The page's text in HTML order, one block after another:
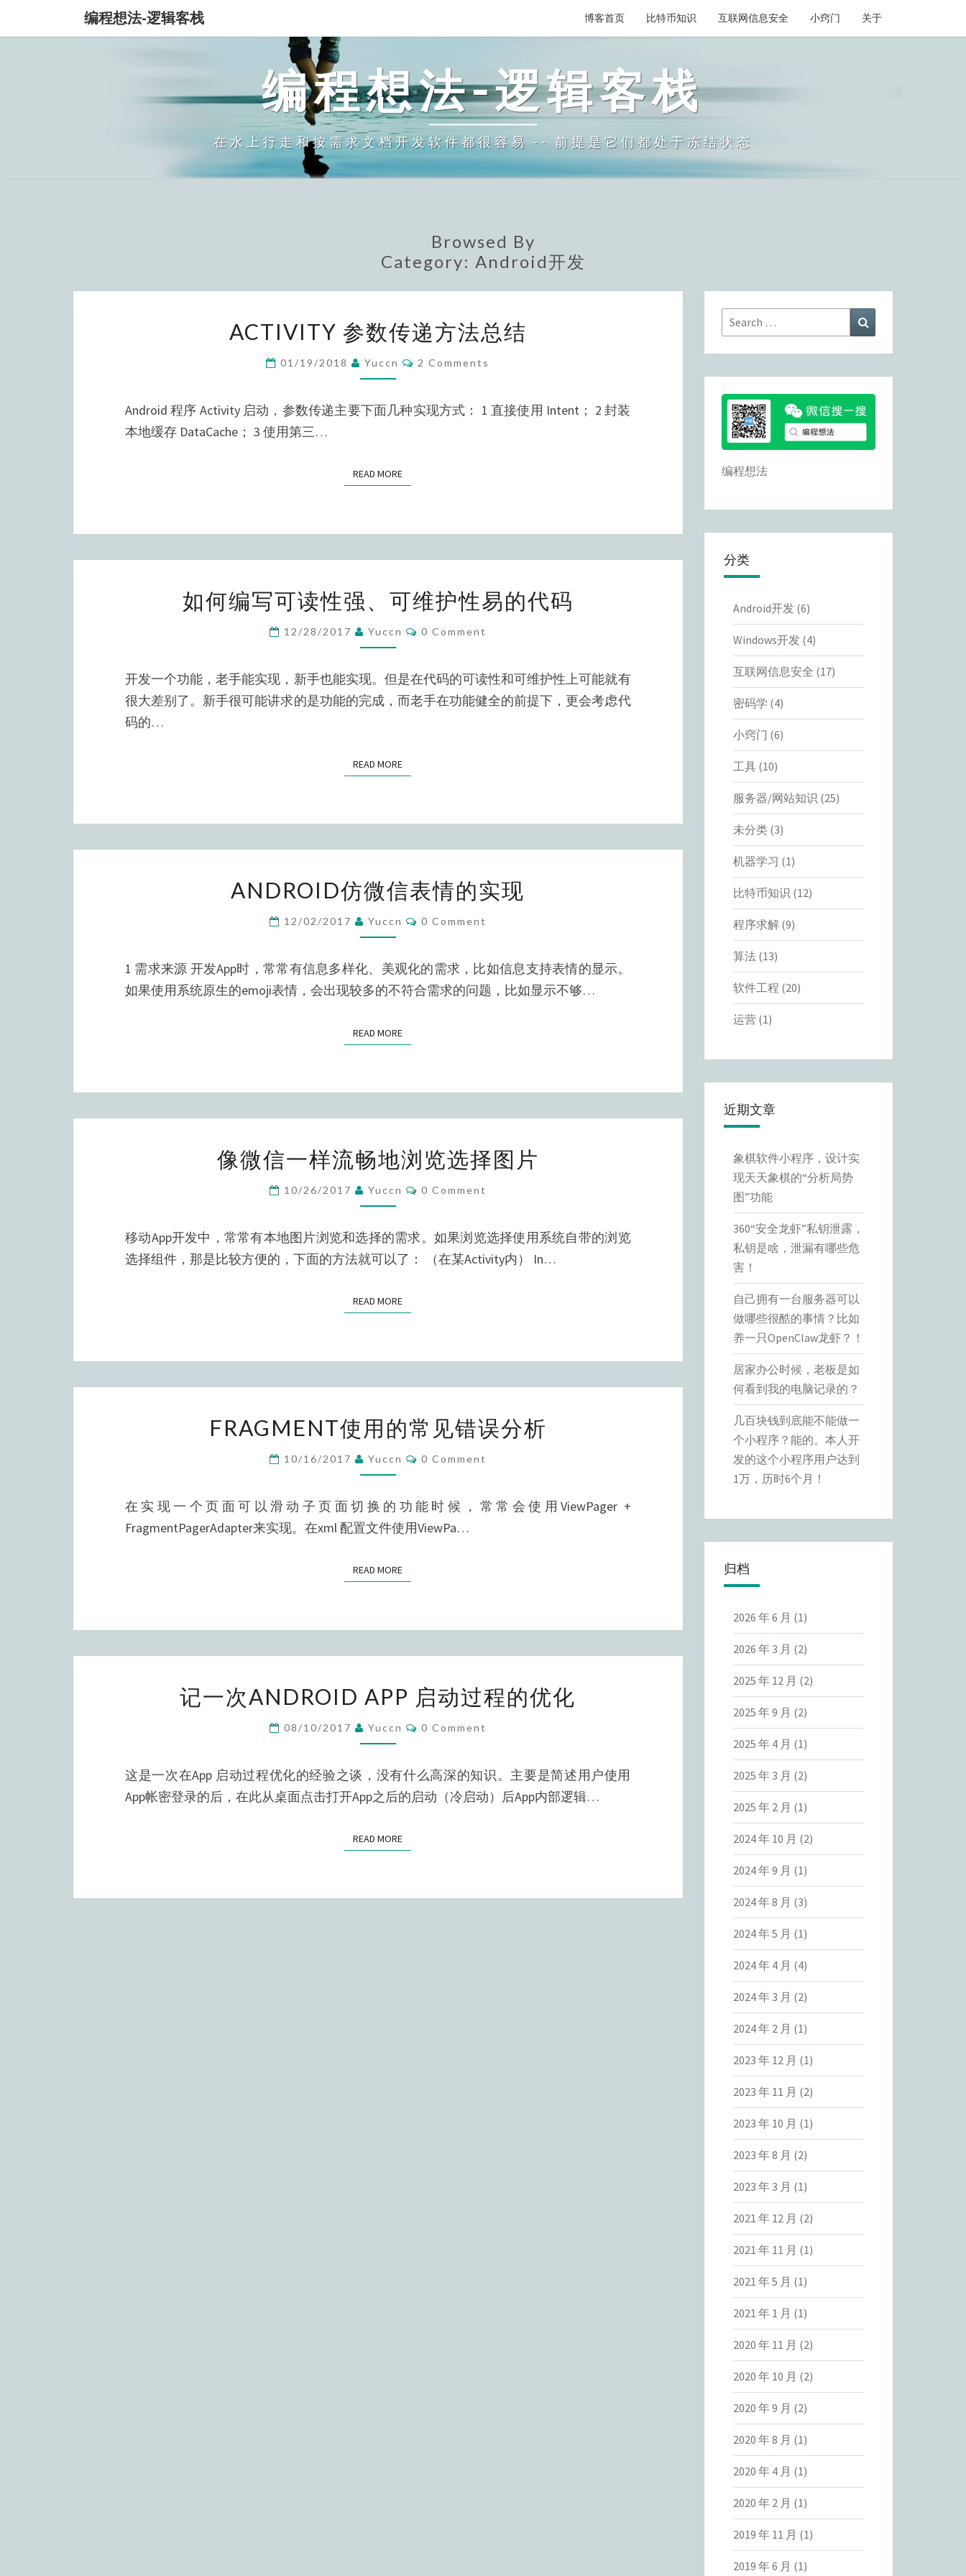
编程想法-逻辑客栈 博客首页 比特币知识 互联网信息安全 小窍门 关于
编程想法-逻辑客栈
在水上行走和按需求文档开发软件都很容易 -- 前提是它们都处于冻结状态
Browsed By
Category: Android开发
参
传
递
方
结
ACTIVITY 参数传递方法总结
01/19/2018 Yuccn Comments
2 Comments
Android 程序 Activity 启动，参数传递主要下面几种实现方式： 1 直接使用 Intent； 2 封装
本地缓存 DataCache； 3 使用第三…
READ MOREREAD MORE
写
读
性
维
性
代
码
如何编写可读性强、可维护性易的代码
12/28/2017 Yuccn Comments
0 Comment
开发一个功能，老手能实现，新手也能实现。但是在代码的可读性和可维护性上可能就有
很大差别了。新手很可能讲求的是功能的完成，而老手在功能健全的前提下，更会考虑代
码的…
READ MOREREAD MORE
仿
信
表
情
的
现
ANDROID仿微信表情的实现
12/02/2017 Yuccn Comments
0 Comment
1 需求来源 开发App时，常常有信息多样化、美观化的需求，比如信息支持表情的显示。
如果使用系统原生的emoji表情，会出现较多的不符合需求的问题，比如显示不够…
READ MOREREAD MORE
微
一
样
流
畅
浏
片
像微信一样流畅地浏览选择图片
10/26/2017 Yuccn Comments
0 Comment
移动App开发中，常常有本地图片浏览和选择的需求。如果浏览选择使用系统自带的浏览
选择组件，那是比较方便的，下面的方法就可以了： （在某Activity内） In…
READ MOREREAD MORE
使
的
常
见
错
分
FRAGMENT使用的常见错误分析
10/16/2017 Yuccn Comments
0 Comment
在实现一个页面可以滑动子页面切换的功能时候，常常会使用ViewPager +
FragmentPagerAdapter来实现。在xml 配置文件使用ViewPa…
READ MOREREAD MORE
一
ANDROID
启
动
程
记一次ANDROID APP 启动过程的优化
08/10/2017 Yuccn Comments
0 Comment
这是一次在App 启动过程优化的经验之谈，没有什么高深的知识。主要是简述用户使用
App帐密登录的后，在此从桌面点击打开App之后的启动（冷启动）后App内部逻辑…
READ MOREREAD MORE
Search
for:
编程想法
分类
Android开发(6)
Windows开发(4)
互联网信息安全 (17)
密码学 (4)
小窍门 (6)
工具(10)
服务器/网站知识 (25)
未分类(3)
机器学习 (1)
比特币知识 (12)
程序求解(9)
算法(13)
软件工程 (20)
运营(1)
近期文章
象棋软件小程序，设计实
现天天象棋的“分析局势
图”功能
360“安全龙虾”私钥泄露，
私钥是啥，泄漏有哪些危
害！
自己拥有一台服务器可以
做哪些很酷的事情？比如
养一只OpenClaw龙虾？！
居家办公时候，老板是如
何看到我的电脑记录的？
几百块钱到底能不能做一
个小程序？能的。本人开
发的这个小程序用户达到
1万，历时6个月！
归档
2026 年 6 月 (1)
2026 年 3 月 (2)
2025 年 12 月 (2)
2025 年 9 月 (2)
2025 年 4 月 (1)
2025 年 3 月 (2)
2025 年 2 月 (1)
2024 年 10 月 (2)
2024 年 9 月 (1)
2024 年 8 月 (3)
2024 年 5 月 (1)
2024 年 4 月 (4)
2024 年 3 月 (2)
2024 年 2 月 (1)
2023 年 12 月 (1)
2023 年 11 月 (2)
2023 年 10 月 (1)
2023 年 8 月 (2)
2023 年 3 月 (1)
2021 年 12 月 (2)
2021 年 11 月 (1)
2021 年 5 月 (1)
2021 年 1 月 (1)
2020 年 11 月 (2)
2020 年 10 月 (2)
2020 年 9 月 (2)
2020 年 8 月 (1)
2020 年 4 月 (1)
2020 年 2 月 (1)
2019 年 11 月 (1)
2019 年 6 月 (1)